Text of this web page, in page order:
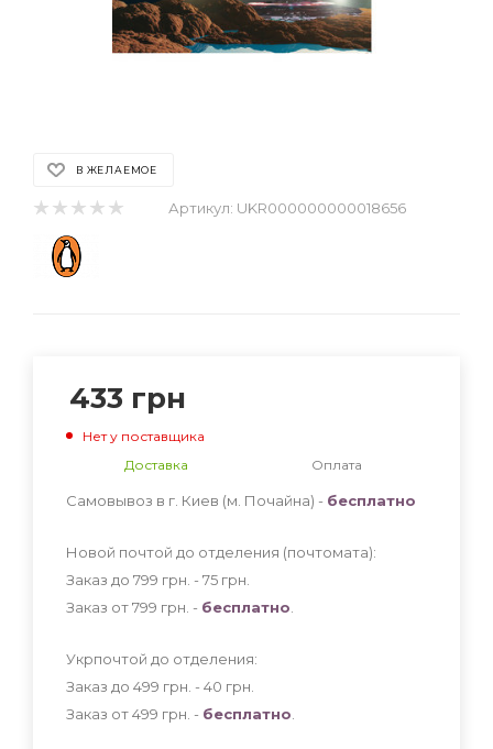
В ЖЕЛАЕМОЕ
Артикул: UKR000000000018656
433 грн
Нет у поставщика
Доставка
Оплата
Самовывоз в г. Киев (м. Почайна) - бесплатно
Новой почтой до отделения (почтомата):
Заказ до 799 грн. - 75 грн
Заказ от 799 грн. - бесплатно
Укрпочтой до отделения:
Заказ до 499 грн. - 40 грн
Заказ от 499 грн. - бесплатно